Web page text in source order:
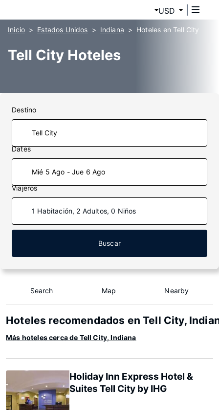
USD
Inicio Estados Unidos Indiana Hoteles en Tell City
Tell City Hoteles
Destino
Dates
Mié 5 Ago - Jue 6 Ago
Viajeros
1 Habitación, 2 Adultos, 0 Niños
Buscar
Search Map Nearby
Hoteles recomendados en Tell City,
Más hoteles cerca de Tell City, Indiana
Holiday Inn Express Hotel &
Suites Tell City by IHG